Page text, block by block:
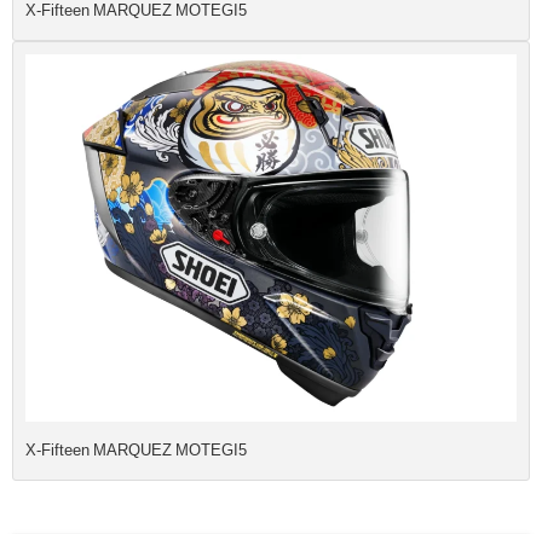
X-Fifteen MARQUEZ MOTEGI5
X-Fifteen MARQUEZ MOTEGI5